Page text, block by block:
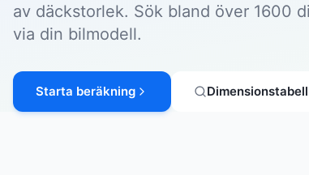
av däckstorlek. Sök bland över 1600
via din bilmodell.
Starta beräkning Dimensionstabell